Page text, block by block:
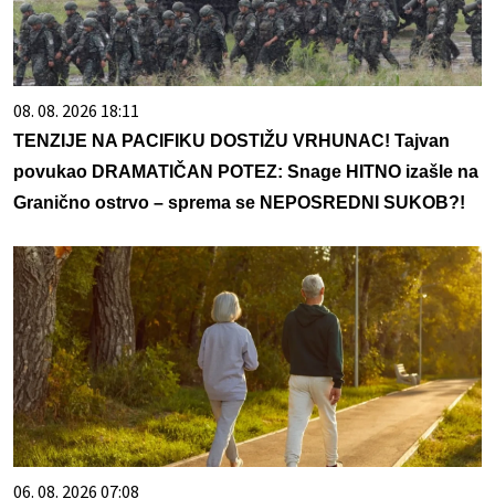
08. 08. 2026 18:11
TENZIJE NA PACIFIKU DOSTIŽU VRHUNAC! Tajvan
povukao DRAMATIČAN POTEZ: Snage HITNO izašle na
Granično ostrvo – sprema se NEPOSREDNI SUKOB?!
06. 08. 2026 07:08